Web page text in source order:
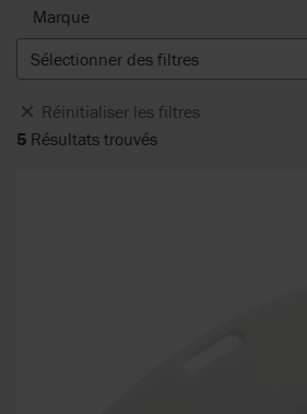
Marque
Sélectionner des filtres
Réinitialiser les filtres
5 Résultats trouvés